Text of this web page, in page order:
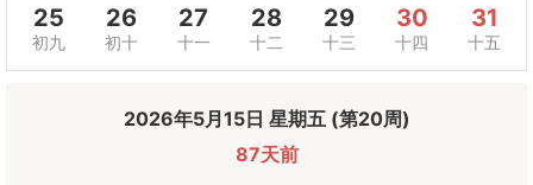
25
初九
26
初十
27
十一
28
十二
29
十三
30
十四
31
十五
2026年5月15日 星期五 (第20周)
87天前